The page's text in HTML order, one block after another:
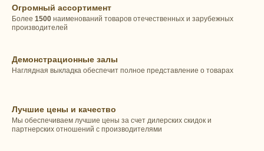
Огромный ассортимент
Более 1500 наименований товаров отечественных и зарубежных
производителей
Демонстрационные залы
Наглядная выкладка обеспечит полное представление о товарах
Лучшие цены и качество
Мы обеспечиваем лучшие цены за счет дилерских скидок и
партнерских отношений с производителями